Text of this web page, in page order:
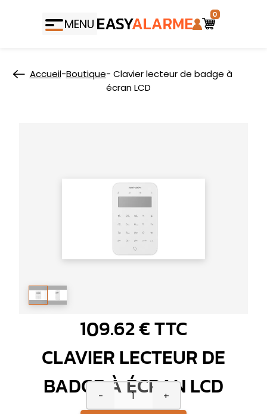
MENU
0
Accueil-Boutique- Clavier lecteur de badge à
écran LCD
CLAVIER LECTEUR DE
BADGE À ÉCRAN LCD
109.62 € TTC
- +